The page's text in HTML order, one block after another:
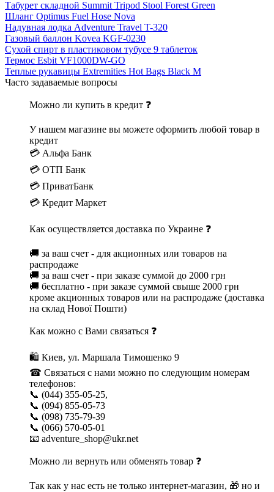
Табурет складной Summit Tripod Stool Forest Green
Шланг Optimus Fuel Hose Nova
Надувная лодка Adventure Travel T-320
Газовый баллон Kovea KGF-0230
Сухой спирт в пластиковом тубусе 9 таблеток
Термос Esbit VF1000DW-GO
Теплые рукавицы Extremities Hot Bags Black M
Часто задаваемые вопросы
Можно ли купить в кредит ❓
У нашем магазине вы можете оформить любой товар в
кредит
💳 Альфа Банк
💳 ОТП Банк
💳 ПриватБанк
💳 Кредит Маркет
Как осуществляется доставка по Украине ❓
🚚 за ваш счет - для акционных или товаров на
распродаже
🚚 за ваш счет - при заказе суммой до 2000 грн
🚚 бесплатно - при заказе суммой свыше 2000 грн
кроме акционных товаров или на распродаже (доставка
на склад Нової Пошти)
Как можно с Вами связаться ❓
🛍 Киев, ул. Маршала Тимошенко 9
☎ Связаться с нами можно по следующим номерам
телефонов:
📞 (044) 355-05-25,
📞 (094) 855-05-73
📞 (098) 735-79-39
📞 (066) 570-05-01
📧 adventure_shop@ukr.net
Можно ли вернуть или обменять товар ❓
Так как у нас есть не только интернет-магазин, 🎁 но и